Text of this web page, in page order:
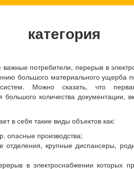
потребители, перерыв в
большого материального ущерба
Можно сказать, что
количества документации,
в себя такие виды объектов как:
опасные производства;
отделения, крупные диспансеры,
в электроснабжении которых